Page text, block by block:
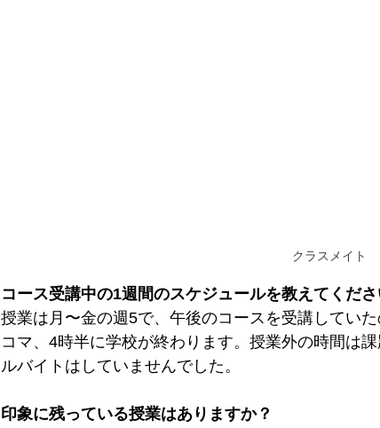
クラスメイト
コース受講中の1週間のスケジュールを教えてくだ
授業は月〜金の週5で、午後のコースを受講してい
コマ、4時半に学校が終わります。授業外の時間は
ルバイトはしていませんでした。
印象に残っている授業はありますか？